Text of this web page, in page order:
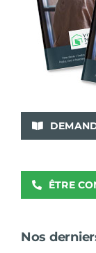
ÊTRE
Nos